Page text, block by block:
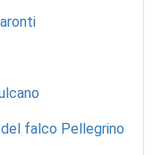
falco Pellegrino